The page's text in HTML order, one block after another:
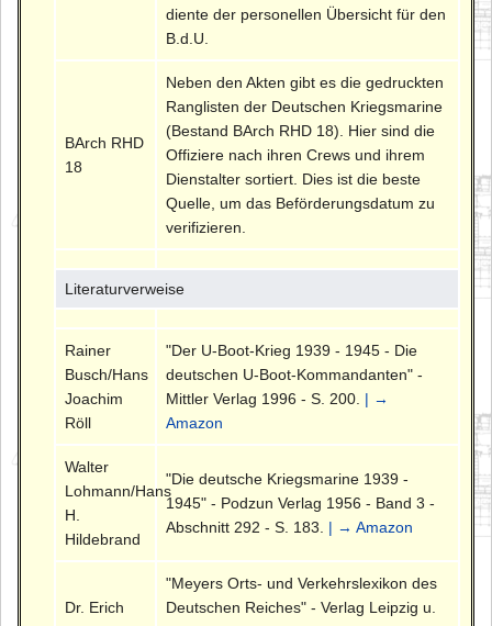
diente der personellen Übersicht für den
B.d.U.
BArch RHD
18
Neben den Akten gibt es die gedruckten
Ranglisten der Deutschen Kriegsmarine
(Bestand BArch RHD 18). Hier sind die
Offiziere nach ihren Crews und ihrem
Dienstalter sortiert. Dies ist die beste
Quelle, um das Beförderungsdatum zu
verifizieren.
Literaturverweise
Rainer
Busch/Hans
Joachim
Röll
"Der U-Boot-Krieg 1939 - 1945 - Die
deutschen U-Boot-Kommandanten" -
Mittler Verlag 1996 - S. 200. | →
Amazon
Walter
Lohmann/Hans
H.
Hildebrand
"Die deutsche Kriegsmarine 1939 -
1945" - Podzun Verlag 1956 - Band 3 -
Abschnitt 292 - S. 183. | → Amazon
Dr. Erich
"Meyers Orts- und Verkehrslexikon des
Deutschen Reiches" - Verlag Leipzig u.